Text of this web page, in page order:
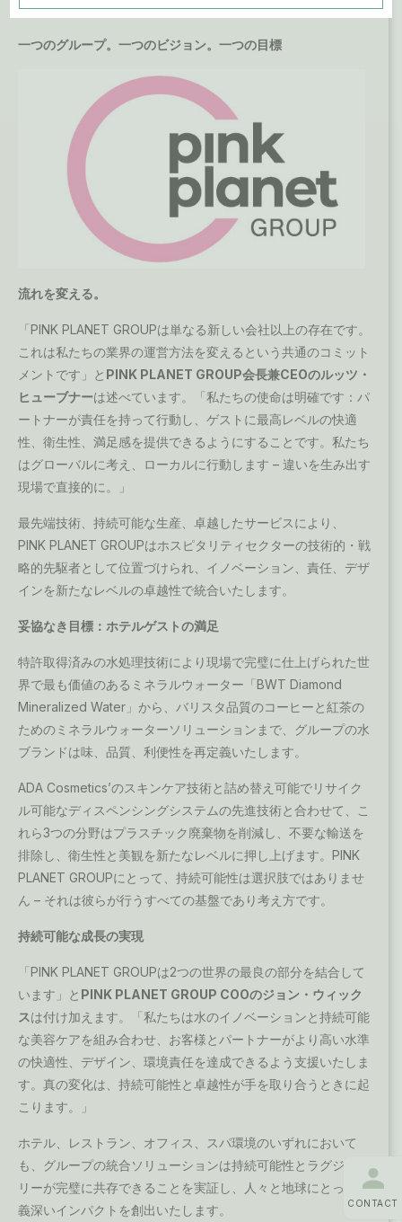
です。
一つのグループ。一つのビジョン。一つの目標
流れを変える。
「PINK PLANET GROUPは単なる新しい会社以上の存在です。
これは私たちの業界の運営方法を変えるという共通のコミット
メントです」と PINK PLANET GROUP会長兼CEOのルッツ・
ヒューブナーは述べています。「私たちの使命は明確です：パ
ートナーが責任を持って行動し、ゲストに最高レベルの快適
性、衛生性、満足感を提供できるようにすることです。私たち
はグローバルに考え、ローカルに行動します – 違いを生み出す
現場で直接的に。」
最先端技術、持続可能な生産、卓越したサービスにより、
PINK PLANET GROUPはホスピタリティセクターの技術的・戦
略的先駆者として位置づけられ、イノベーション、責任、デザ
インを新たなレベルの卓越性で統合いたします。
妥協なき目標：ホテルゲストの満足
特許取得済みの水処理技術により現場で完璧に仕上げられた世
界で最も価値のあるミネラルウォーター「BWT Diamond
Mineralized Water」から、バリスタ品質のコーヒーと紅茶の
ためのミネラルウォーターソリューションまで、グループの水
ブランドは味、品質、利便性を再定義いたします。
ADA Cosmetics’のスキンケア技術と詰め替え可能でリサイク
ル可能なディスペンシングシステムの先進技術と合わせて、こ
れら3つの分野はプラスチック廃棄物を削減し、不要な輸送を
排除し、衛生性と美観を新たなレベルに押し上げます。PINK
PLANET GROUPにとって、持続可能性は選択肢ではありませ
ん – それは彼らが行うすべての基盤であり考え方です。
持続可能な成長の実現
「PINK PLANET GROUPは2つの世界の最良の部分を結合して
います」と PINK PLANET GROUP COOのジョン・ウィック
スは付け加えます。「私たちは水のイノベーションと持続可能
な美容ケアを組み合わせ、お客様とパートナーがより高い水準
の快適性、デザイン、環境責任を達成できるよう支援いたしま
す。真の変化は、持続可能性と卓越性が手を取り合うときに起
こります。」
ホテル、レストラン、オフィス、スパ環境のいずれにおいて
も、グループの統合ソリューションは持続可能性とラグジュア
リーが完璧に共存できることを実証し、人々と地球にとって意
義深いインパクトを創出いたします。
CONTACT
Hello and welcome! I'm Mira – your virtual
assistant and product consultant from ADA
Cosmetics. 😊 I'm here to help with any
questions about our hotel cosmetics
solutions. How can I assist you today?